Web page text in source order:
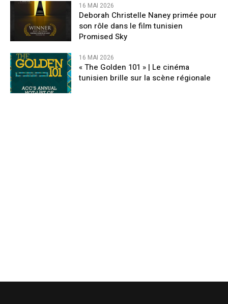
16 MAI 2026
Deborah Christelle Naney primée pour
son rôle dans le film tunisien
Promised Sky
16 MAI 2026
« The Golden 101 » | Le cinéma
tunisien brille sur la scène régionale